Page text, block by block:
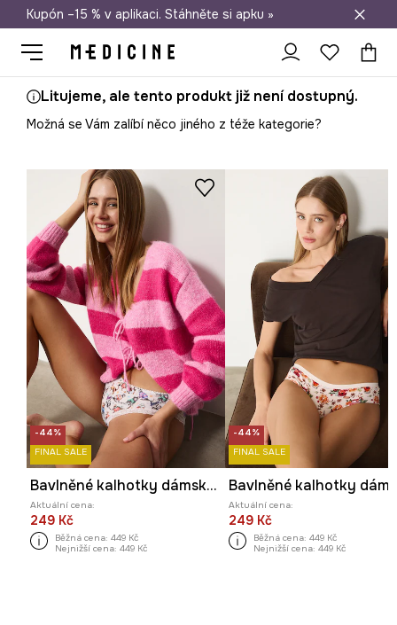
Doprava zdarma při nákupu nad 1 200 Kč
Kupón –15 % v aplikaci. Stáhněte si apku »
Litujeme, ale tento produkt již není dostupný.
Možná se Vám zalíbí něco jiného z téže kategorie?
-44%
FINAL SALE
Bavlněné kalhotky dámské briefs, s elastanem a vzorem (2-pack)
Aktuální cena:
249 Kč
Běžná cena: 449 Kč
Nejnižší cena: 449 Kč
-44%
FINAL SALE
Aktuální cena:
249 Kč
Běžná cena: 449 Kč
Nejnižší cena: 449 Kč